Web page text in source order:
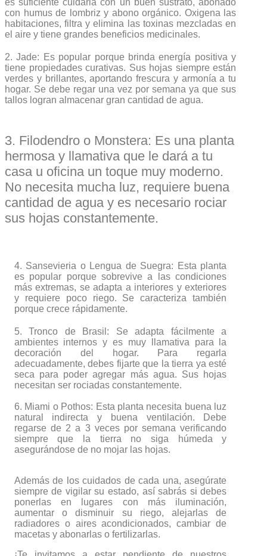
es suficiente cuidarla con un buen sustrato, abonado
con humus de lombriz y abono orgánico. Oxigena las
habitaciones, filtra y elimina las toxinas mezcladas en
el aire y tiene grandes beneficios medicinales.
2. Jade: Es popular porque brinda energía positiva y
tiene propiedades curativas. Sus hojas siempre están
verdes y brillantes, aportando frescura y armonía a tu
hogar. Se debe regar una vez por semana ya que sus
tallos logran almacenar gran cantidad de agua.
3. Filodendro o Monstera: Es una planta
hermosa y llamativa que le dará a tu
casa u oficina un toque muy moderno.
No necesita mucha luz, requiere buena
cantidad de agua y es necesario rociar
sus hojas constantemente.
4. Sansevieria o Lengua de Suegra: Esta planta
es popular porque sobrevive a las condiciones
más extremas, se adapta a interiores y exteriores
y requiere poco riego. Se caracteriza también
porque crece rápidamente.
5. Tronco de Brasil: Se adapta fácilmente a
ambientes internos y es muy llamativa para la
decoración del hogar. Para regarla
adecuadamente, debes fijarte que la tierra ya esté
seca para poder agregar más agua. Sus hojas
necesitan ser rociadas constantemente.
6. Miami o Pothos: Esta planta necesita buena luz
natural indirecta y buena ventilación. Debe
regarse de 2 a 3 veces por semana verificando
siempre que la tierra no siga húmeda y
asegurándose de no mojar las hojas.
Además de los cuidados de cada una, asegúrate
siempre de vigilar su estado, así sabrás si debes
ponerlas en lugares con más iluminación,
aumentar o disminuir su riego, alejarlas de
radiadores o aires acondicionados, cambiar de
macetas y abonarlas o fertilizarlas.